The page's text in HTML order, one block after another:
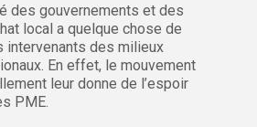
des gouvernements et des
local a quelque chose de
intervenants des milieux
En effet, le mouvement
leur donne de l’espoir
PME.